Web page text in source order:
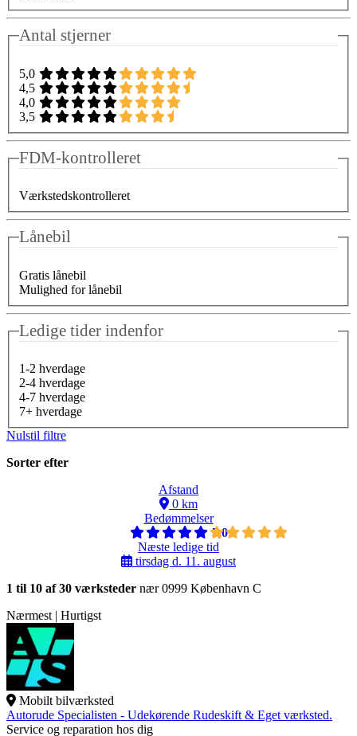
Antal stjerner
5,0
4,5
4,0
3,5
FDM-kontrolleret
Værkstedskontrolleret
Lånebil
Gratis lånebil
Mulighed for lånebil
Ledige tider indenfor
1-2 hverdage
2-4 hverdage
4-7 hverdage
7+ hverdage
Nulstil filtre
Sorter efter
Afstand
0 km
Bedømmelser
5,0
Næste ledige tid
tirsdag d. 11. august
1 til 10 af 30 værksteder nær 0999 København C
Nærmest | Hurtigst
Mobilt bilværksted
Autorude Specialisten - Udekørende Rudeskift & Eget værksted.
Service og reparation hos dig